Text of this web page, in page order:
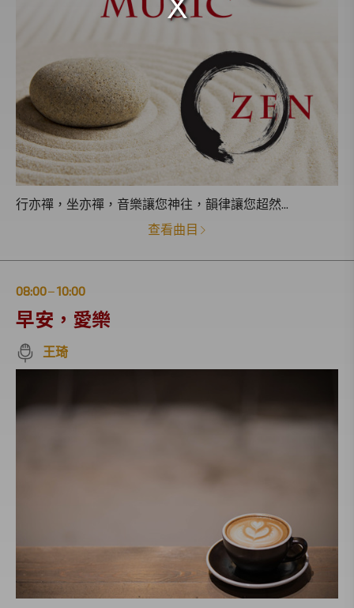
行亦禪，坐亦禪，音樂讓您神往，韻律讓您超然...
查看曲目
08:00 | 10:00
早安，愛樂
王琦